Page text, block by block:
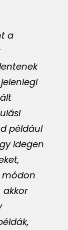
a
például
idegen
módon
akkor